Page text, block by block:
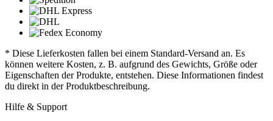
* Diese Lieferkosten fallen bei einem Standard-Versand an. Es
können weitere Kosten, z. B. aufgrund des Gewichts, Größe oder
Eigenschaften der Produkte, entstehen. Diese Informationen findest
du direkt in der Produktbeschreibung.
Hilfe & Support